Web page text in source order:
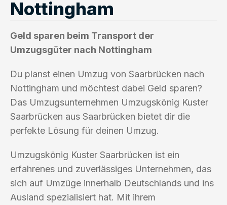
Nottingham
Geld sparen beim Transport der
Umzugsgüter nach Nottingham
Du planst einen Umzug von Saarbrücken nach
Nottingham und möchtest dabei Geld sparen?
Das Umzugsunternehmen Umzugskönig Kuster
Saarbrücken aus Saarbrücken bietet dir die
perfekte Lösung für deinen Umzug.
Umzugskönig Kuster Saarbrücken ist ein
erfahrenes und zuverlässiges Unternehmen, das
sich auf Umzüge innerhalb Deutschlands und ins
Ausland spezialisiert hat. Mit ihrem